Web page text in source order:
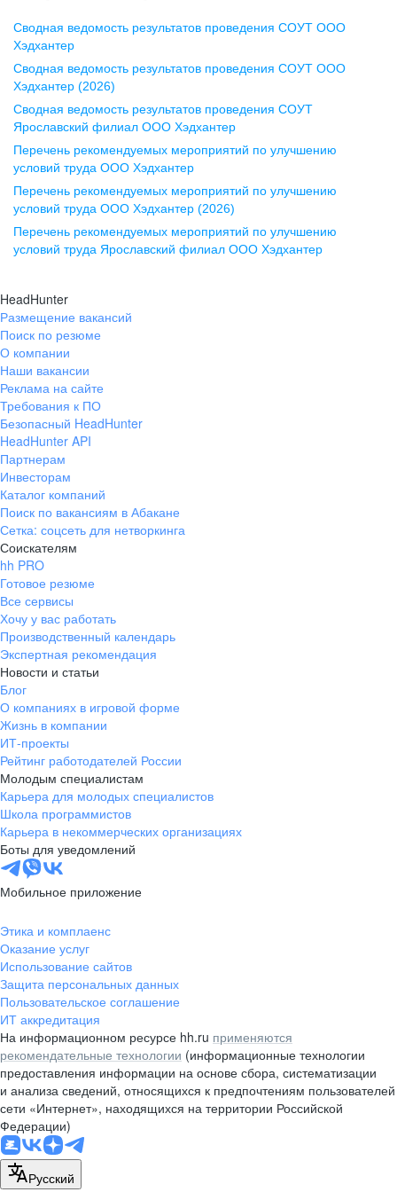
Воронеж
ул. Комиссаржевской, д. 10,
офис 1212
+7 473 280-05-05
pr@vrn.hh.ru
ул. Спартаковская, д. 2А, этаж 3,
помещение 15
+7 843 212-12-50
Екатеринбург
ул. Боевых Дружин, стр. 20,
+7 343 226-79-99
pr@ural.hh.ru
ул. Янковского, д. 169, 7 этаж,
706 каб.
+7 861 205-55-57
pr@krd.hh.ru
Владивосток
пер. Ланинский д. 4, офис 3.4
+7 423 202-33-28
pr@dv.hh.ru
Новосибирск
ул. Большевистская, д. 35,
помещение 21
+7 383 207-94-64
pr@nsk.hh.ru
Минск
пр-т Дзержинского, д. 57,
10 этаж, помещение 45-1
pr@rabota.by
Алматы
пр. Абая, д. 151, БЦ Алатау,
12 этаж, офис 1209
+7 727 232-13-13
pr@headhunter.com.kz
Сводная ведомость результатов проведения СОУТ ООО
Хэдхантер
Сводная ведомость результатов проведения СОУТ ООО
Хэдхантер (2026)
Сводная ведомость результатов проведения СОУТ
Ярославский филиал ООО Хэдхантер
Перечень рекомендуемых мероприятий по улучшению
условий труда ООО Хэдхантер
Перечень рекомендуемых мероприятий по улучшению
условий труда ООО Хэдхантер (2026)
Перечень рекомендуемых мероприятий по улучшению
условий труда Ярославский филиал ООО Хэдхантер
HeadHunter
Размещение вакансий
Поиск по резюме
О компании
Наши вакансии
Реклама на сайте
Требования к ПО
Безопасный HeadHunter
HeadHunter API
Партнерам
Инвесторам
Каталог компаний
Поиск по вакансиям в Абакане
Сетка: соцсеть для нетворкинга
Соискателям
hh PRO
Готовое резюме
Все сервисы
Хочу у вас работать
Производственный календарь
Экспертная рекомендация
Новости и статьи
Блог
О компаниях в игровой форме
Жизнь в компании
ИТ-проекты
Рейтинг работодателей России
Молодым специалистам
Карьера для молодых специалистов
Школа программистов
Карьера в некоммерческих организациях
Боты для уведомлений
Мобильное приложение
Этика и комплаенс
Оказание услуг
Использование сайтов
Защита персональных данных
Пользовательское соглашение
ИТ аккредитация
На информационном ресурсе hh.ru применяются
рекомендательные технологии (информационные технологии
предоставления информации на основе сбора, систематизации
и анализа сведений, относящихся к предпочтениям пользователей
сети «Интернет», находящихся на территории Российской
Федерации)
Русский